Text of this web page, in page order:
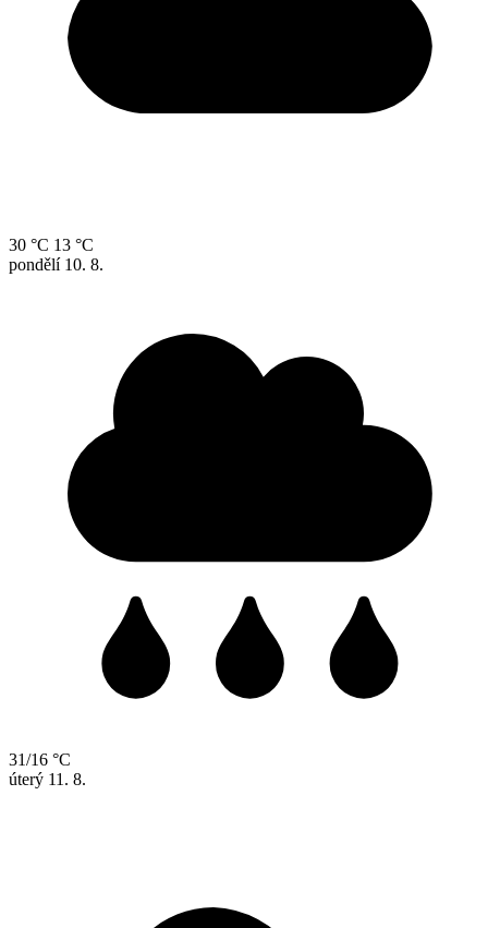
30 °C 13 °C
pondělí 10. 8.
31/16 °C
úterý 11. 8.